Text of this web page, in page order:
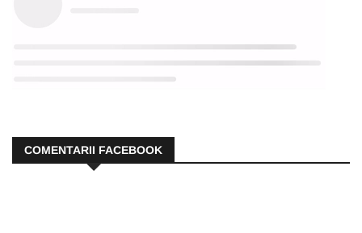
COMENTARII FACEBOOK